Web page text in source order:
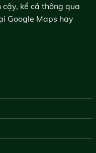
kể cả thông qua
Google Maps hay